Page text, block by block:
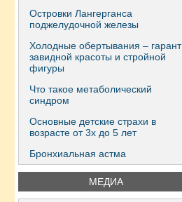
Островки Лангерганса
поджелудочной железы
Холодные обертывания – гарант
завидной красоты и стройной
фигуры
Что такое метаболический
синдром
Основные детские страхи в
возрасте от 3х до 5 лет
Бронхиальная астма
МЕДИА